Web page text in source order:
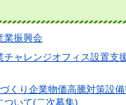
業振興会
チャレンジオフィス設置支
くり企業物価高騰対策設
ついて(二次募集)